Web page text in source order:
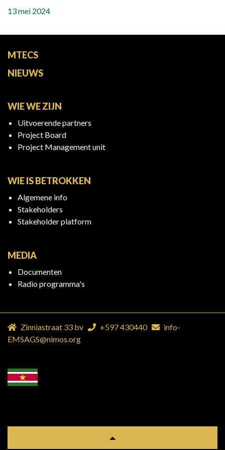
13 mei 2024
MTECS
NIEUWS
WIE WE ZIJN
Uitvoerende partners
Project Board
Project Management unit
WIE IS BETROKKEN
Algemene info
Stakeholders
Stakeholder platform
MEDIA
Documenten
Radio programma's
Zinniastraat 33 bv +597 430440
info-
EMSAGS@nimos.org